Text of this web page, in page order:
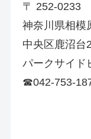
〒 252-0233
神奈川県相模
中央区鹿沼台
パークサイド
☎042-753-